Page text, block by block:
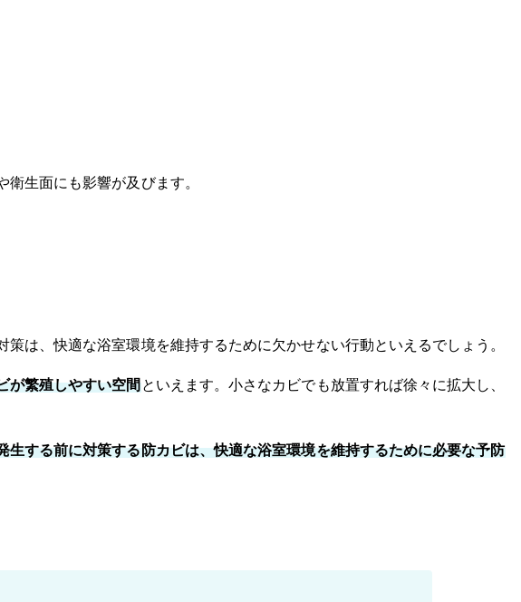
生面にも影響が及びます。
は、快適な浴室環境を維持するために欠かせない行動といえるでしょう。
が繁殖しやすい空間といえます。小さなカビでも放置すれば徐々に拡大し、
生する前に対策する防カビは、快適な浴室環境を維持するために必要な予防